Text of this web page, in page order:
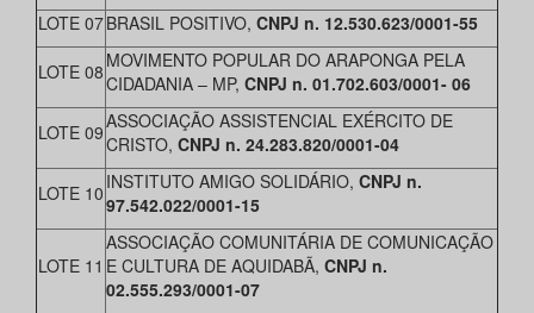
LOTE 07BRASIL POSITIVO, CNPJ n. 12.530.623/0001-55
LOTE 08 MOVIMENTO POPULAR DO ARAPONGA PELA
CIDADANIA – MP, CNPJ n. 01.702.603/0001- 06
LOTE 09ASSOCIAÇÃO ASSISTENCIAL EXÉRCITO DE
CRISTO, CNPJ n. 24.283.820/0001-04
LOTE 10 INSTITUTO AMIGO SOLIDÁRIO, CNPJ n.
97.542.022/0001-15
LOTE 11
ASSOCIAÇÃO COMUNITÁRIA DE COMUNICAÇÃO
E CULTURA DE AQUIDABÃ, CNPJ n.
02.555.293/0001-07